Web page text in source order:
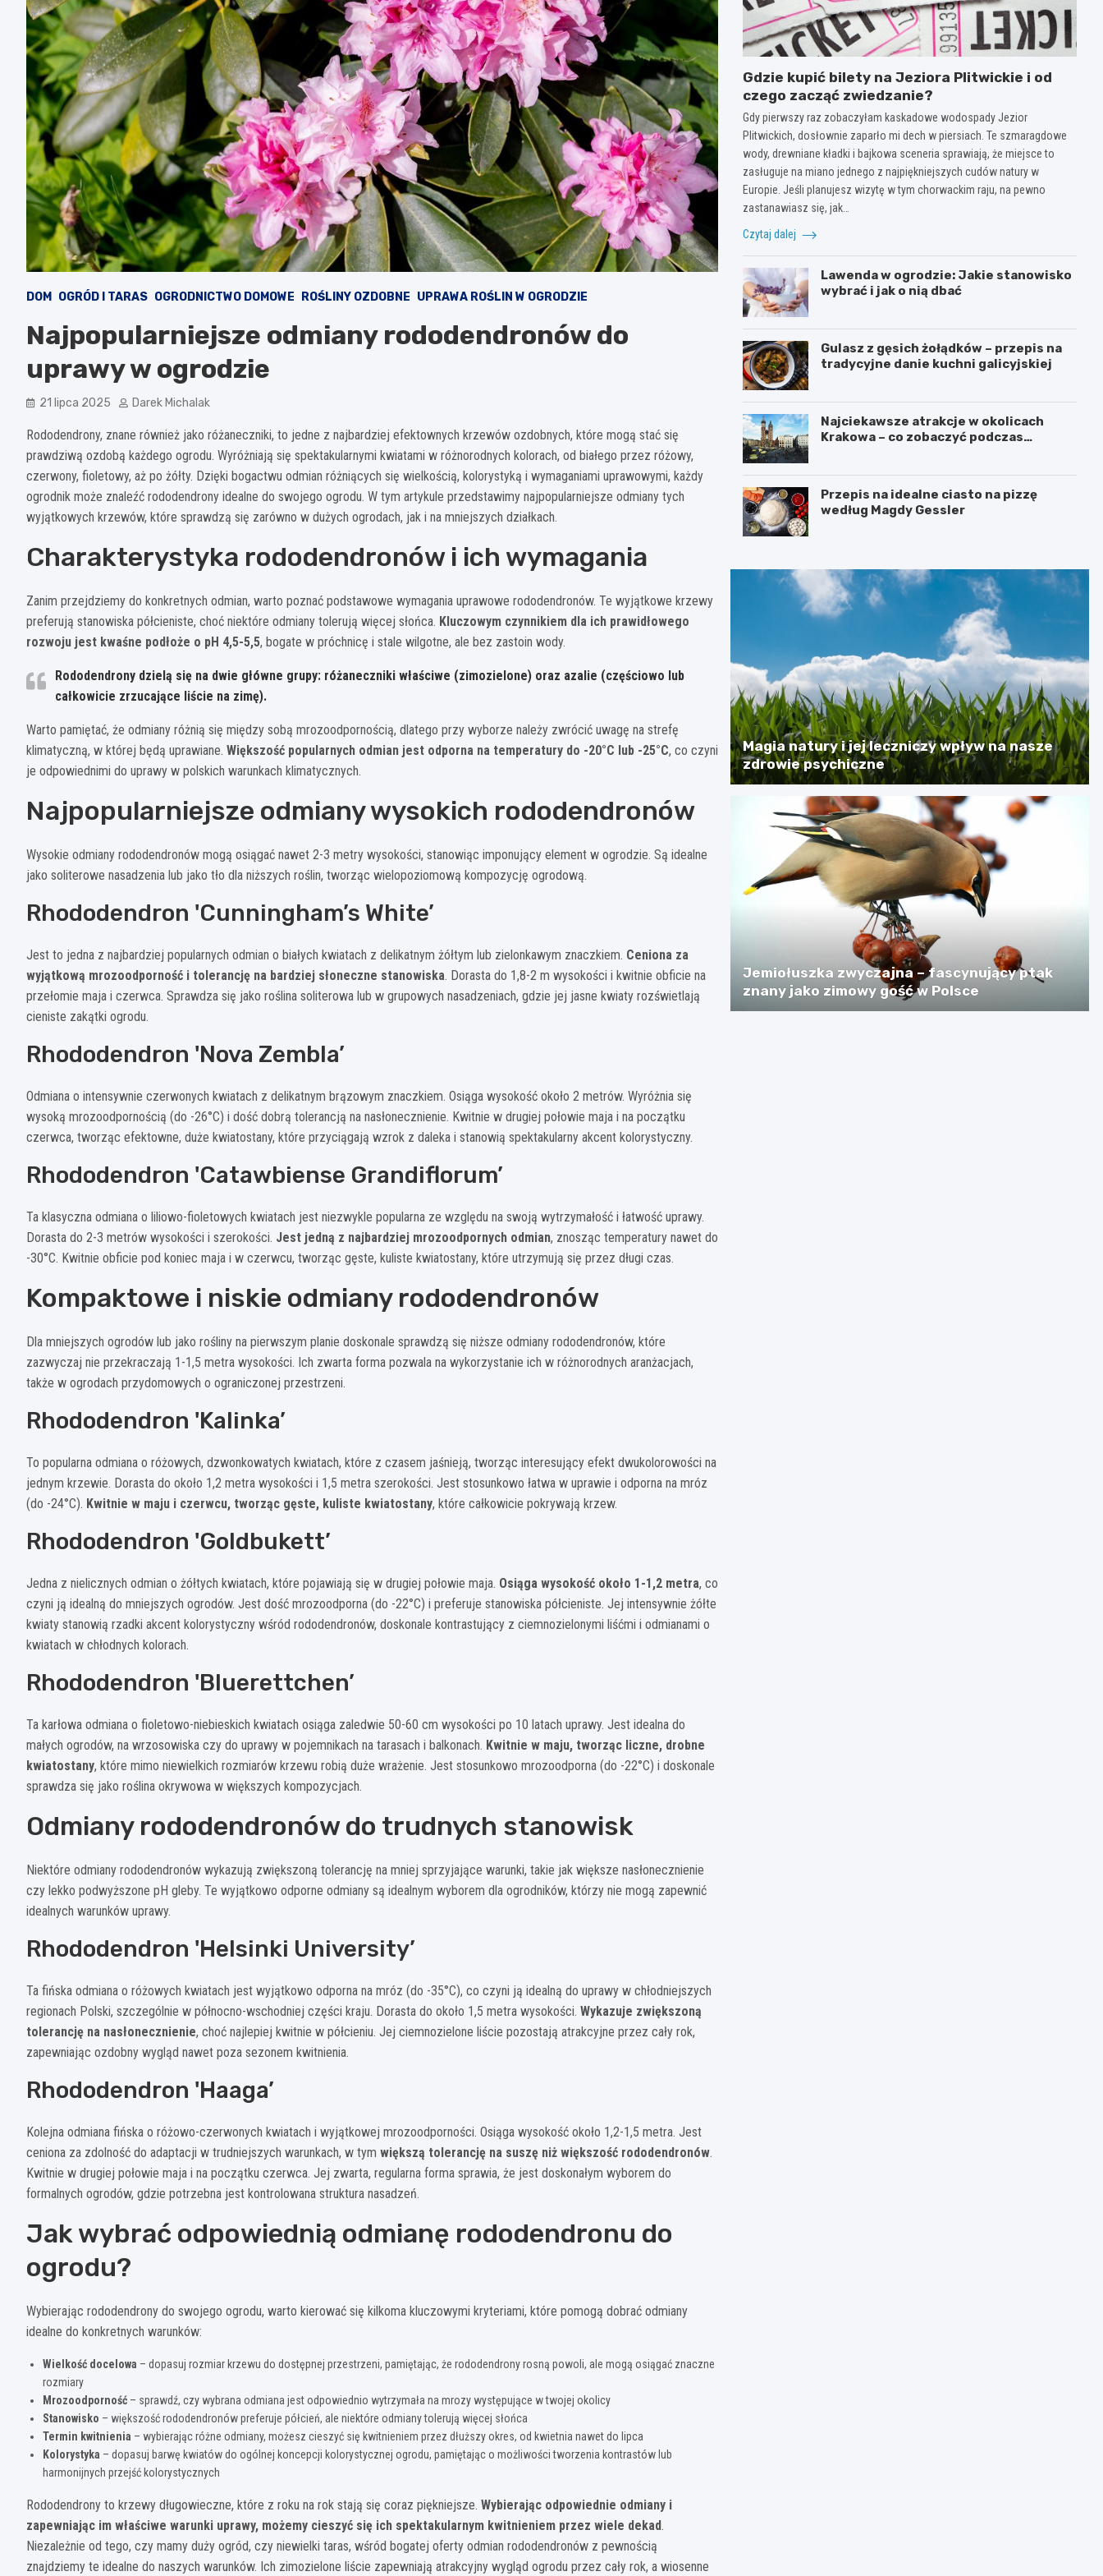
DOM OGRÓD I TARAS OGRODNICTWO DOMOWE ROŚLINY OZDOBNE UPRAWA ROŚLIN W OGRODZIE
Najpopularniejsze odmiany rododendronów do
uprawy w ogrodzie
21 lipca 2025 Darek Michalak
Rododendrony, znane również jako różaneczniki, to jedne z najbardziej efektownych krzewów ozdobnych, które mogą stać się
prawdziwą ozdobą każdego ogrodu. Wyróżniają się spektakularnymi kwiatami w różnorodnych kolorach, od białego przez różowy,
czerwony, fioletowy, aż po żółty. Dzięki bogactwu odmian różniących się wielkością, kolorystyką i wymaganiami uprawowymi, każdy
ogrodnik może znaleźć rododendrony idealne do swojego ogrodu. W tym artykule przedstawimy najpopularniejsze odmiany tych
wyjątkowych krzewów, które sprawdzą się zarówno w dużych ogrodach, jak i na mniejszych działkach.
Charakterystyka rododendronów i ich wymagania
Zanim przejdziemy do konkretnych odmian, warto poznać podstawowe wymagania uprawowe rododendronów. Te wyjątkowe krzewy
preferują stanowiska półcieniste, choć niektóre odmiany tolerują więcej słońca. Kluczowym czynnikiem dla ich prawidłowego
rozwoju jest kwaśne podłoże o pH 4,5-5,5, bogate w próchnicę i stale wilgotne, ale bez zastoin wody.
Rododendrony dzielą się na dwie główne grupy: różaneczniki właściwe (zimozielone) oraz azalie (częściowo lub
całkowicie zrzucające liście na zimę).
Warto pamiętać, że odmiany różnią się między sobą mrozoodpornością, dlatego przy wyborze należy zwrócić uwagę na strefę
klimatyczną, w której będą uprawiane. Większość popularnych odmian jest odporna na temperatury do -20°C lub -25°C, co czyni
je odpowiednimi do uprawy w polskich warunkach klimatycznych.
Najpopularniejsze odmiany wysokich rododendronów
Wysokie odmiany rododendronów mogą osiągać nawet 2-3 metry wysokości, stanowiąc imponujący element w ogrodzie. Są idealne
jako soliterowe nasadzenia lub jako tło dla niższych roślin, tworząc wielopoziomową kompozycję ogrodową.
Rhododendron 'Cunningham’s White’
Jest to jedna z najbardziej popularnych odmian o białych kwiatach z delikatnym żółtym lub zielonkawym znaczkiem. Ceniona za
wyjątkową mrozoodporność i tolerancję na bardziej słoneczne stanowiska. Dorasta do 1,8-2 m wysokości i kwitnie obficie na
przełomie maja i czerwca. Sprawdza się jako roślina soliterowa lub w grupowych nasadzeniach, gdzie jej jasne kwiaty rozświetlają
cieniste zakątki ogrodu.
Rhododendron 'Nova Zembla’
Odmiana o intensywnie czerwonych kwiatach z delikatnym brązowym znaczkiem. Osiąga wysokość około 2 metrów. Wyróżnia się
wysoką mrozoodpornością (do -26°C) i dość dobrą tolerancją na nasłonecznienie. Kwitnie w drugiej połowie maja i na początku
czerwca, tworząc efektowne, duże kwiatostany, które przyciągają wzrok z daleka i stanowią spektakularny akcent kolorystyczny.
Rhododendron 'Catawbiense Grandiflorum’
Ta klasyczna odmiana o liliowo-fioletowych kwiatach jest niezwykle popularna ze względu na swoją wytrzymałość i łatwość uprawy.
Dorasta do 2-3 metrów wysokości i szerokości. Jest jedną z najbardziej mrozoodpornych odmian, znosząc temperatury nawet do
-30°C. Kwitnie obficie pod koniec maja i w czerwcu, tworząc gęste, kuliste kwiatostany, które utrzymują się przez długi czas.
Kompaktowe i niskie odmiany rododendronów
Dla mniejszych ogrodów lub jako rośliny na pierwszym planie doskonale sprawdzą się niższe odmiany rododendronów, które
zazwyczaj nie przekraczają 1-1,5 metra wysokości. Ich zwarta forma pozwala na wykorzystanie ich w różnorodnych aranżacjach,
także w ogrodach przydomowych o ograniczonej przestrzeni.
Rhododendron 'Kalinka’
To popularna odmiana o różowych, dzwonkowatych kwiatach, które z czasem jaśnieją, tworząc interesujący efekt dwukolorowości na
jednym krzewie. Dorasta do około 1,2 metra wysokości i 1,5 metra szerokości. Jest stosunkowo łatwa w uprawie i odporna na mróz
(do -24°C). Kwitnie w maju i czerwcu, tworząc gęste, kuliste kwiatostany, które całkowicie pokrywają krzew.
Rhododendron 'Goldbukett’
Jedna z nielicznych odmian o żółtych kwiatach, które pojawiają się w drugiej połowie maja. Osiąga wysokość około 1-1,2 metra, co
czyni ją idealną do mniejszych ogrodów. Jest dość mrozoodporna (do -22°C) i preferuje stanowiska półcieniste. Jej intensywnie żółte
kwiaty stanowią rzadki akcent kolorystyczny wśród rododendronów, doskonale kontrastujący z ciemnozielonymi liśćmi i odmianami o
kwiatach w chłodnych kolorach.
Rhododendron 'Bluerettchen’
Ta karłowa odmiana o fioletowo-niebieskich kwiatach osiąga zaledwie 50-60 cm wysokości po 10 latach uprawy. Jest idealna do
małych ogrodów, na wrzosowiska czy do uprawy w pojemnikach na tarasach i balkonach. Kwitnie w maju, tworząc liczne, drobne
kwiatostany, które mimo niewielkich rozmiarów krzewu robią duże wrażenie. Jest stosunkowo mrozoodporna (do -22°C) i doskonale
sprawdza się jako roślina okrywowa w większych kompozycjach.
Odmiany rododendronów do trudnych stanowisk
Niektóre odmiany rododendronów wykazują zwiększoną tolerancję na mniej sprzyjające warunki, takie jak większe nasłonecznienie
czy lekko podwyższone pH gleby. Te wyjątkowo odporne odmiany są idealnym wyborem dla ogrodników, którzy nie mogą zapewnić
idealnych warunków uprawy.
Rhododendron 'Helsinki University’
Ta fińska odmiana o różowych kwiatach jest wyjątkowo odporna na mróz (do -35°C), co czyni ją idealną do uprawy w chłodniejszych
regionach Polski, szczególnie w północno-wschodniej części kraju. Dorasta do około 1,5 metra wysokości. Wykazuje zwiększoną
tolerancję na nasłonecznienie, choć najlepiej kwitnie w półcieniu. Jej ciemnozielone liście pozostają atrakcyjne przez cały rok,
zapewniając ozdobny wygląd nawet poza sezonem kwitnienia.
Rhododendron 'Haaga’
Kolejna odmiana fińska o różowo-czerwonych kwiatach i wyjątkowej mrozoodporności. Osiąga wysokość około 1,2-1,5 metra. Jest
ceniona za zdolność do adaptacji w trudniejszych warunkach, w tym większą tolerancję na suszę niż większość rododendronów.
Kwitnie w drugiej połowie maja i na początku czerwca. Jej zwarta, regularna forma sprawia, że jest doskonałym wyborem do
formalnych ogrodów, gdzie potrzebna jest kontrolowana struktura nasadzeń.
Jak wybrać odpowiednią odmianę rododendronu do
ogrodu?
Wybierając rododendrony do swojego ogrodu, warto kierować się kilkoma kluczowymi kryteriami, które pomogą dobrać odmiany
idealne do konkretnych warunków:
Wielkość docelowa – dopasuj rozmiar krzewu do dostępnej przestrzeni, pamiętając, że rododendrony rosną powoli, ale mogą osiągać znaczne
rozmiary
Mrozoodporność – sprawdź, czy wybrana odmiana jest odpowiednio wytrzymała na mrozy występujące w twojej okolicy
Stanowisko – większość rododendronów preferuje półcień, ale niektóre odmiany tolerują więcej słońca
Termin kwitnienia – wybierając różne odmiany, możesz cieszyć się kwitnieniem przez dłuższy okres, od kwietnia nawet do lipca
Kolorystyka – dopasuj barwę kwiatów do ogólnej koncepcji kolorystycznej ogrodu, pamiętając o możliwości tworzenia kontrastów lub
harmonijnych przejść kolorystycznych
Rododendrony to krzewy długowieczne, które z roku na rok stają się coraz piękniejsze. Wybierając odpowiednie odmiany i
zapewniając im właściwe warunki uprawy, możemy cieszyć się ich spektakularnym kwitnieniem przez wiele dekad.
Niezależnie od tego, czy mamy duży ogród, czy niewielki taras, wśród bogatej oferty odmian rododendronów z pewnością
znajdziemy te idealne do naszych warunków. Ich zimozielone liście zapewniają atrakcyjny wygląd ogrodu przez cały rok, a wiosenne
Gdzie kupić bilety na Jeziora Plitwickie i od
czego zacząć zwiedzanie?
Gdy pierwszy raz zobaczyłam kaskadowe wodospady Jezior
Plitwickich, dosłownie zaparło mi dech w piersiach. Te szmaragdowe
wody, drewniane kładki i bajkowa sceneria sprawiają, że miejsce to
zasługuje na miano jednego z najpiękniejszych cudów natury w
Europie. Jeśli planujesz wizytę w tym chorwackim raju, na pewno
zastanawiasz się, jak…
Czytaj dalej
Lawenda w ogrodzie: Jakie stanowisko
wybrać i jak o nią dbać
Gulasz z gęsich żołądków – przepis na
tradycyjne danie kuchni galicyjskiej
Najciekawsze atrakcje w okolicach
Krakowa – co zobaczyć podczas
Przepis na idealne ciasto na pizzę
według Magdy Gessler
Magia natury i jej leczniczy wpływ na nasze
zdrowie psychiczne
Jemiołuszka zwyczajna – fascynujący ptak
znany jako zimowy gość w Polsce